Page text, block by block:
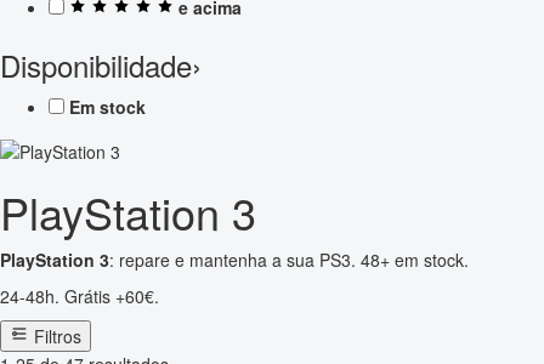
e acima
Disponibilidade›
Em stock
PlayStation 3
PlayStation 3: repare e mantenha a sua PS3. 48+ em stock.
24-48h. Grátis +60€.
Filtros